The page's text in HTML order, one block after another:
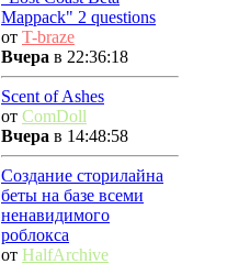
Mappack" 2 questions
от T-braze
Вчера в 22:36:18
Scent of Ashes
от ComDoll
Вчера в 14:48:58
Создание сторилайна
беты на базе всеми
ненавидимого
роблокса
от HalfArchive